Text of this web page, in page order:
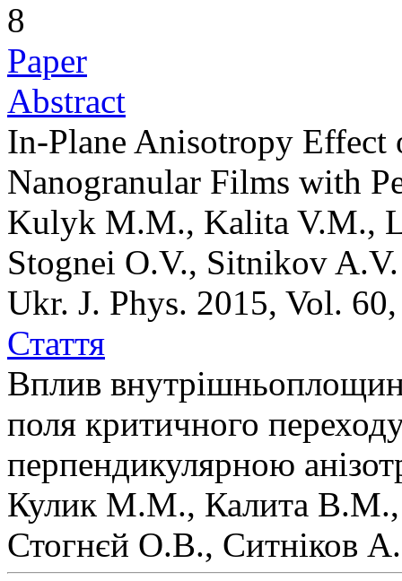
8
Paper
Abstract
In-Plane Anisotropy
Nanogranular Films with
Kulyk M.M., Kalita V.M.,
Stognei O.V., Sitnikov A.V.
Ukr. J. Phys. 2015, Vol.
Стаття
Вплив
поля критичного
перпендикулярною
Кулик М.М., Калита
Стогнєй О.В., Ситніков